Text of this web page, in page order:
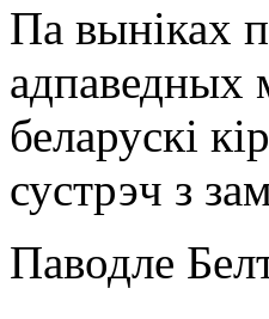
Па выніках
адпаведных
беларускі
сустрэч з
Паводле